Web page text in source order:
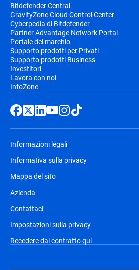
Bitdefender Central
GravityZone Cloud Control Center
Cyberpedia di Bitdefender
Partner Advantage Network Portal
Portale del marchio
Supporto prodotti per Privati
Supporto prodotti Business
Investitori
Lavora con noi
InfoZone
Informazioni legali
Informativa sulla privacy
Mappa del sito
Azienda
Contattaci
Impostazioni sulla privacy
Recedere dal contratto qui